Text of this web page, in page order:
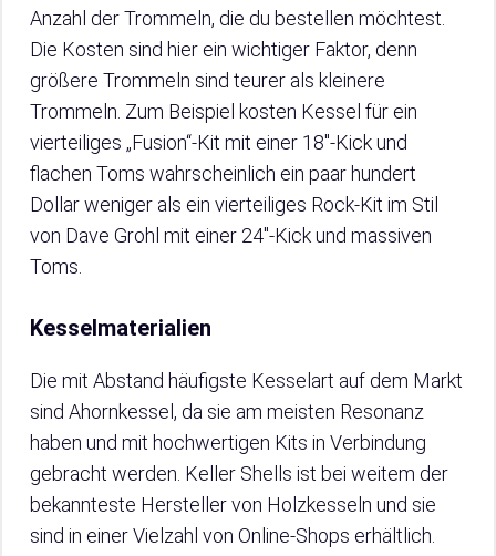
Anzahl der Trommeln, die du bestellen möchtest.
Die Kosten sind hier ein wichtiger Faktor, denn
größere Trommeln sind teurer als kleinere
Trommeln. Zum Beispiel kosten Kessel für ein
vierteiliges „Fusion“-Kit mit einer 18″-Kick und
flachen Toms wahrscheinlich ein paar hundert
Dollar weniger als ein vierteiliges Rock-Kit im Stil
von Dave Grohl mit einer 24″-Kick und massiven
Toms.
Kesselmaterialien
Die mit Abstand häufigste Kesselart auf dem Markt
sind Ahornkessel, da sie am meisten Resonanz
haben und mit hochwertigen Kits in Verbindung
gebracht werden. Keller Shells ist bei weitem der
bekannteste Hersteller von Holzkesseln und sie
sind in einer Vielzahl von Online-Shops erhältlich.